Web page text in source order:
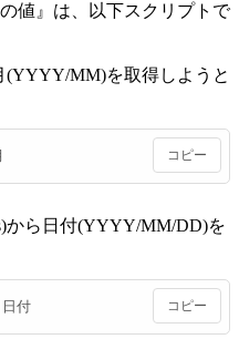
値』は、以下スクリプトで
MM)を取得しようと
コピー
から日付(YYYY/MM/DD)を
日付 コピー